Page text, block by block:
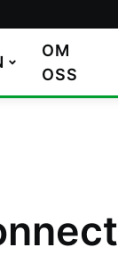
OM
OSS